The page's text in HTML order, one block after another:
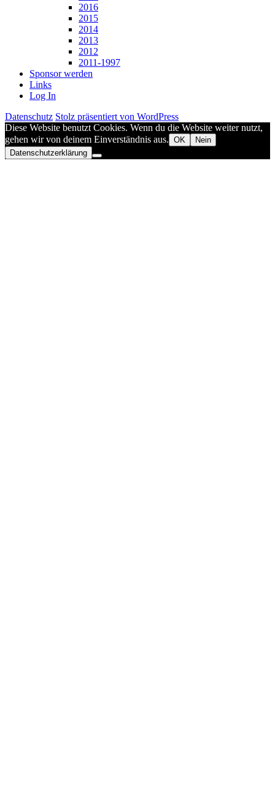
2016
2015
2014
2013
2012
2011-1997
Sponsor werden
Links
Log In
Datenschutz Stolz präsentiert von WordPress
Diese Website benutzt Cookies. Wenn du die Website weiter nutzt,
gehen wir von deinem Einverständnis aus. OK
Nein
Datenschutzerklärung